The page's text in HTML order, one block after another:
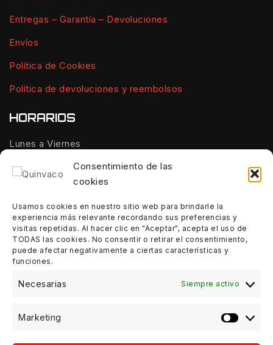
Consentimiento de las
cookies
Usamos cookies en nuestro sitio web para brindarle la
experiencia más relevante recordando sus preferencias y
visitas repetidas. Al hacer clic en "Aceptar", acepta el uso de
TODAS las cookies. No consentir o retirar el consentimiento,
puede afectar negativamente a ciertas características y
funciones.
Necesarias Siempre activo
Marketing
Entregas – Garantía – Devoluciones
Envíos
Política de Cookies
Política de devoluciones y reembolsos
HORARIOS
Lunes a Viernes
Sábados:
10:00 - 14:00
Domingos:
Cerrado